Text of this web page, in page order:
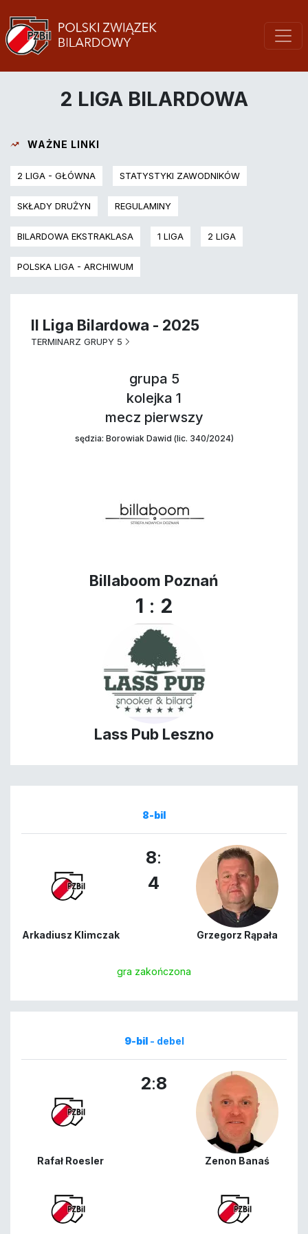
2 LIGA BILARDOWA
WAŻNE LINKI
2 LIGA - GŁÓWNA STATYSTYKI ZAWODNIKÓW
SKŁADY DRUŻYN REGULAMINY
BILARDOWA EKSTRAKLASA 1 LIGA 2 LIGA
POLSKA LIGA - ARCHIWUM
II Liga Bilardowa - 2025
TERMINARZ GRUPY 5
grupa 5
kolejka 1
mecz pierwszy
sędzia: Borowiak Dawid (lic. 340/2024)
Billaboom Poznań
1 : 2
Lass Pub Leszno
8-bil
Arkadiusz Klimczak
8:
4
Grzegorz Rąpała
gra zakończona
9-bil- debel
Rafał Roesler
2:8
Zenon Banaś